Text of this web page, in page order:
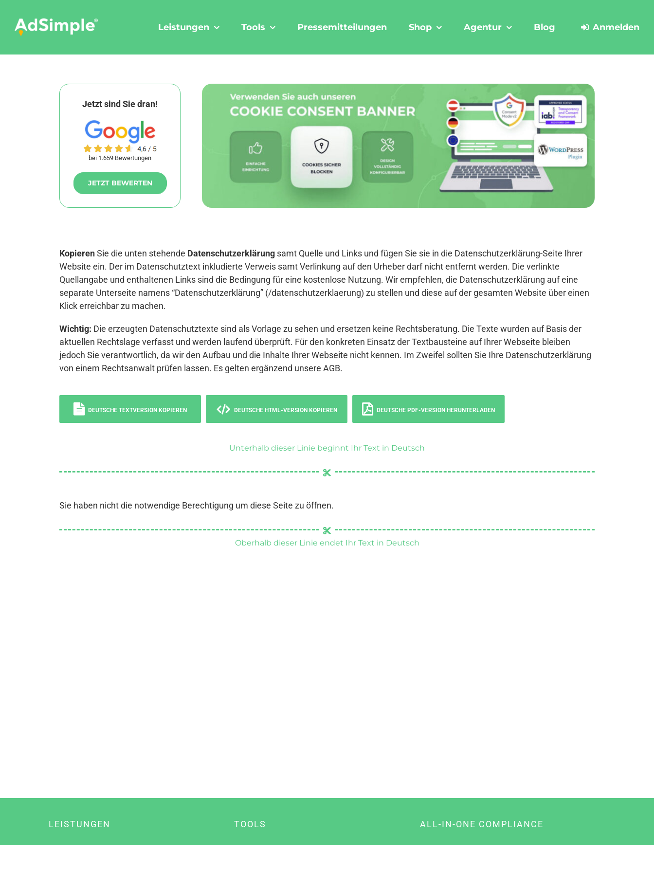
content
Leistungen Tools Pressemitteilungen Shop Agentur Blog Anmelden
Jetzt sind Sie dran!
bei 1.659 Bewertungen
JETZT BEWERTEN
KopierenSie die unten stehende Datenschutzerklärung samt Quelle und Links und fügen Sie sie in die Datenschutzerklärung-Seite Ihrer
Website ein. Der im Datenschutztext inkludierte Verweis samt Verlinkung auf den Urheber darf nicht entfernt werden. Die verlinkte
Quellangabe und enthaltenen Links sind die Bedingung für eine kostenlose Nutzung. Wir empfehlen, die Datenschutzerklärung auf eine
separate Unterseite namens “Datenschutzerklärung” (/datenschutzerklaerung) zu stellen und diese auf der gesamten Website über einen
Klick erreichbar zu machen.
Wichtig: Die erzeugten Datenschutztexte sind als Vorlage zu sehen und ersetzen keine Rechtsberatung. Die Texte wurden auf Basis der
aktuellen Rechtslage verfasst und werden laufend überprüft. Für den konkreten Einsatz der Textbausteine auf Ihrer Webseite bleiben
jedoch Sie verantwortlich, da wir den Aufbau und die Inhalte Ihrer Webseite nicht kennen. Im Zweifel sollten Sie Ihre Datenschutzerklärung
von einem Rechtsanwalt prüfen lassen. Es gelten ergänzend unsere AGB.
DEUTSCHE TEXTVERSION KOPIEREN DEUTSCHE HTML-VERSION KOPIEREN DEUTSCHE PDF-VERSION HERUNTERLADEN
Unterhalb dieser Linie beginnt Ihr Text in Deutsch
Sie haben nicht die notwendige Berechtigung um diese Seite zu öffnen.
Oberhalb dieser Linie endet Ihr Text in Deutsch
LEISTUNGEN TOOLS ALL-IN-ONE COMPLIANCE